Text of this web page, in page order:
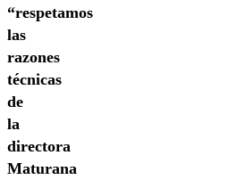
“respetamos
las
razones
técnicas
de
la
directora
Maturana